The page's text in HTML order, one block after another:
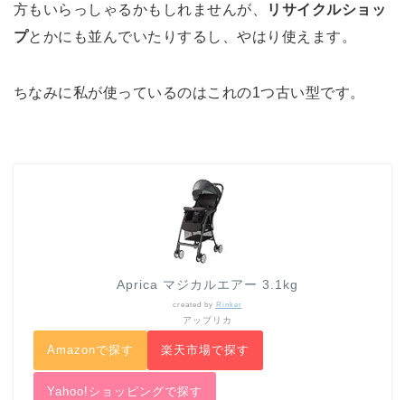
方もいらっしゃるかもしれませんが、
リサイクルショッ
プとかにも並んでいたりするし、やはり使えます。
ちなみに私が使っているのはこれの1つ古い型です。
Aprica マジカルエアー 3.1kg
created by Rinker
アップリカ
Amazonで探す 楽天市場で探す
Yahoo!ショッピングで探す